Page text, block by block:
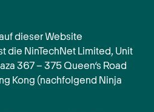
dieser Website
die NinTechNet Limited, Unit
367 – 375 Queen‘s Road
Kong (nachfolgend Ninja